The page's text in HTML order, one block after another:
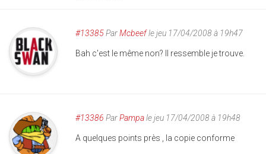
#13385ParMcbeefle jeu 17/04/2008 à 19h47
Bah c'est le même non? Il ressemble je trouve.
#13386 ParPampale jeu 17/04/2008 à 19h48
A quelques points près , la copie conforme